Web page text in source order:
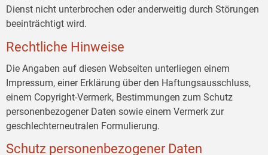
Dienst nicht unterbrochen oder anderweitig durch Störungen
beeinträchtigt wird.
Rechtliche Hinweise
Die Angaben auf diesen Webseiten unterliegen einem
Impressum, einer Erklärung über den Haftungsausschluss,
einem Copyright-Vermerk, Bestimmungen zum Schutz
personenbezogener Daten sowie einem Vermerk zur
geschlechterneutralen Formulierung.
Schutz personenbezogener Daten